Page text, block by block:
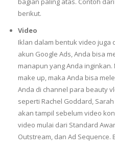
berikut.
Video
Iklan dalam bentuk video juga
akun Google Ads, Anda bisa
manapun yang Anda
make up, maka Anda bisa
Anda di channel para beauty
seperti Rachel Goddard,
akan tampil sebelum video
video mulai dari Standard
Outstream, dan Ad Sequence.